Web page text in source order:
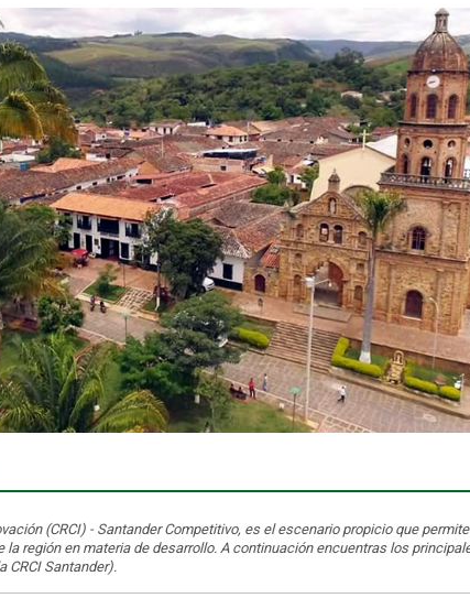
(CRCI) - Santander Competitivo, es el escenario propicio que
región en materia de desarrollo. A continuación encuentras los
CRCI Santander).